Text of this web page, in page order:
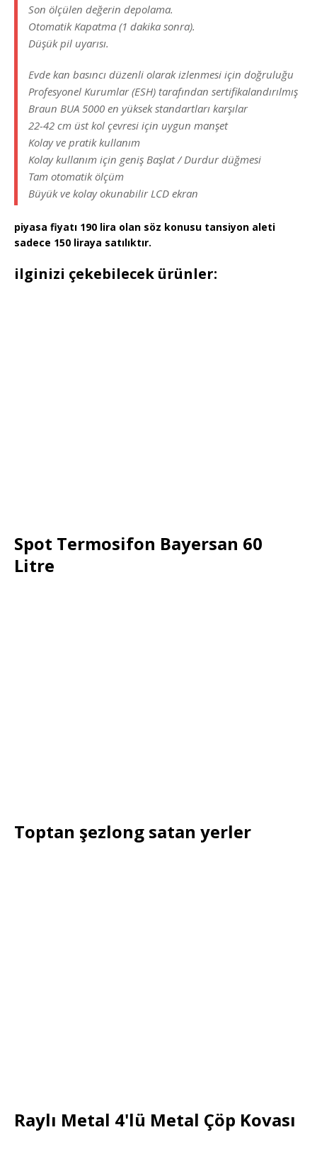
Son ölçülen değerin depolama.
Otomatik Kapatma (1 dakika sonra).
Düşük pil uyarısı.
Evde kan basıncı düzenli olarak izlenmesi için doğruluğu
Profesyonel Kurumlar (ESH) tarafından sertifikalandırılmış
Braun BUA 5000 en yüksek standartları karşılar
22-42 cm üst kol çevresi için uygun manşet
Kolay ve pratik kullanım
Kolay kullanım için geniş Başlat / Durdur düğmesi
Tam otomatik ölçüm
Büyük ve kolay okunabilir LCD ekran
piyasa fiyatı 190 lira olan söz konusu tansiyon aleti
sadece 150 liraya satılıktır.
ilginizi çekebilecek ürünler:
Spot Termosifon Bayersan 60
Litre
Toptan şezlong satan yerler
Raylı Metal 4'lü Metal Çöp Kovası